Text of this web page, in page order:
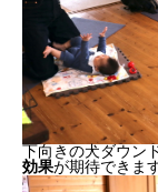
下向きの犬ダウン
効果が期待できます